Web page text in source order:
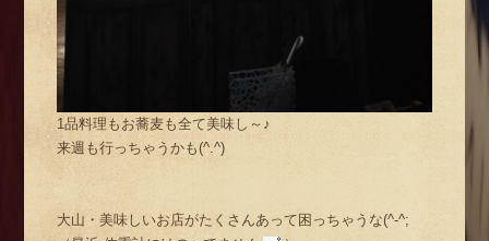
1品料理もお蕎麦も全て美味し～♪
来週も行っちゃうかも(^.^)
大山・美味しいお店がたくさんあって困っちゃうな(^-^;